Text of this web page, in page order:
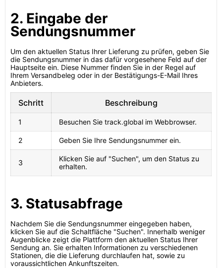
2. Eingabe der
Sendungsnummer
Um den aktuellen Status Ihrer Lieferung zu prüfen, geben Sie
die Sendungsnummer in das dafür vorgesehene Feld auf der
Hauptseite ein. Diese Nummer finden Sie in der Regel auf
Ihrem Versandbeleg oder in der Bestätigungs-E-Mail Ihres
Anbieters.
Schritt Beschreibung
1 Besuchen Sie track.global im Webbrowser.
2 Geben Sie Ihre Sendungsnummer ein.
3
Klicken Sie auf "Suchen", um den Status zu
erhalten.
3. Statusabfrage
Nachdem Sie die Sendungsnummer eingegeben haben,
klicken Sie auf die Schaltfläche "Suchen". Innerhalb weniger
Augenblicke zeigt die Plattform den aktuellen Status Ihrer
Sendung an. Sie erhalten Informationen zu verschiedenen
Stationen, die die Lieferung durchlaufen hat, sowie zu
voraussichtlichen Ankunftszeiten.